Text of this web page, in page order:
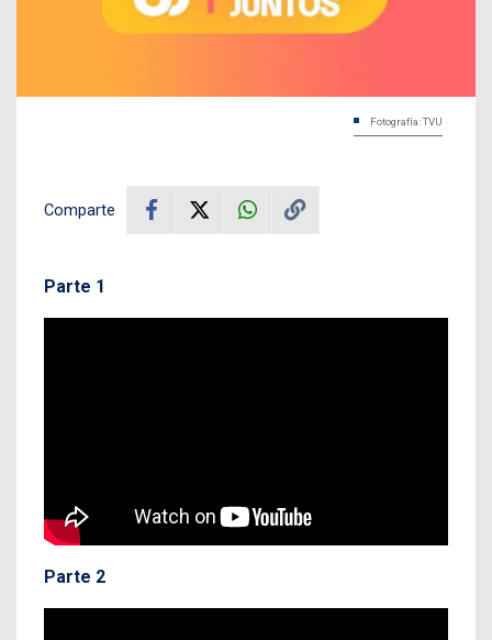
Fotografía: TVU
Comparte
Parte 1
Parte 2